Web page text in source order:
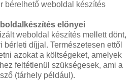
bérelhető weboldal készítés
előnyei
weboldal készítés mellett dönt,
díjjal. Természetesen ettől
azokat a költségeket, amelyek
feltétlenül szükségesek, ami a
(tárhely például).